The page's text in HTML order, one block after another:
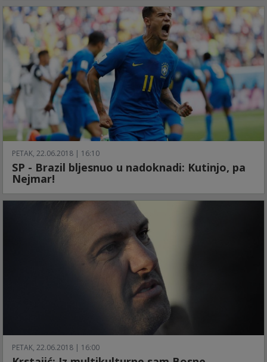
PETAK, 22.06.2018 | 16:10
SP - Brazil bljesnuo u nadoknadi: Kutinjo, pa
Nejmar!
PETAK, 22.06.2018 | 16:00